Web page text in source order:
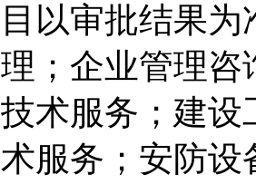
目以审批结果
理；企业管理咨
技术服务；建设
术服务；安防